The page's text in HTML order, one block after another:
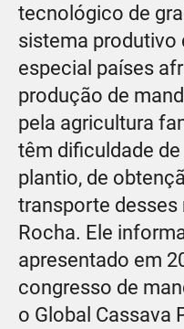
tecnológico de
sistema produtivo
especial países
produção de
pela agricultura
têm dificuldade
plantio, de
transporte desses
Rocha. Ele
apresentado em
congresso de
o Global Cassava